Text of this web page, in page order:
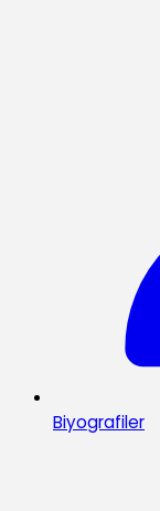
Biyografiler